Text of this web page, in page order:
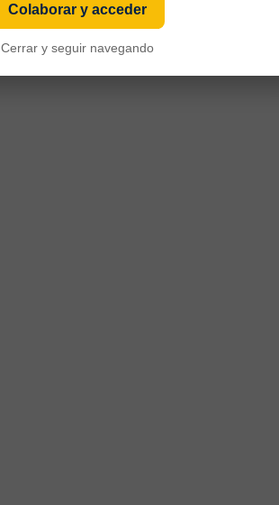
Colaborar y acceder
Cerrar y seguir navegando